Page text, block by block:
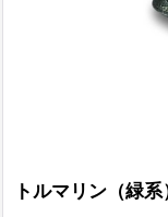
トルマリン（緑